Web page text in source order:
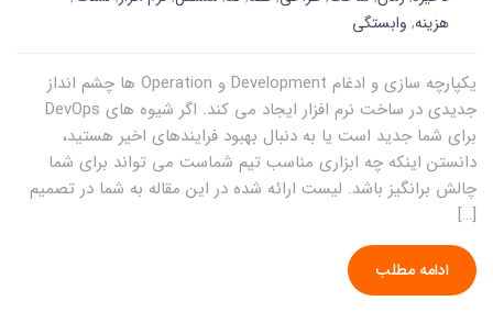
هزینه, وابستگی
یکپارچه سازی و ادغام Development و Operation ها چشم انداز
جدیدی در ساخت نرم افزار ایجاد می کند. اگر شیوه های DevOps
برای شما جدید است یا به دنبال بهبود فرایندهای اخیر هستید،
دانستن اینکه چه ابزاری مناسب تیم شماست می تواند برای شما
چالش برانگیز باشد. لیست ارائه شده در این مقاله به شما در تصمیم
[…]
ادامه مطلب